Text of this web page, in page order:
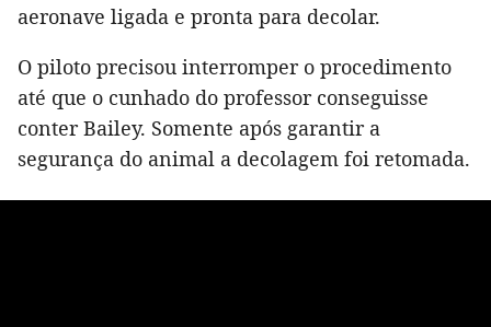
aeronave ligada e pronta para decolar.
O piloto precisou interromper o procedimento
até que o cunhado do professor conseguisse
conter Bailey. Somente após garantir a
segurança do animal a decolagem foi retomada.